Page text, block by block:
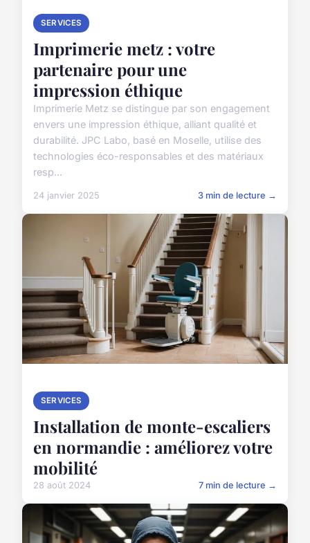
SERVICES
Imprimerie metz : votre
partenaire pour une
impression éthique
Imprimerie Metz se distingue par son engagement
envers une impression éthique, alliant qualité et
durabilité. JPC Labo, basé en Moselle, utilise des
technologies éco-responsables et des matériaux
resp...
24 janvier 2025 3 min de lecture →
SERVICES
Installation de monte-escaliers
en normandie : améliorez votre
mobilité
28 août 2024 7 min de lecture →